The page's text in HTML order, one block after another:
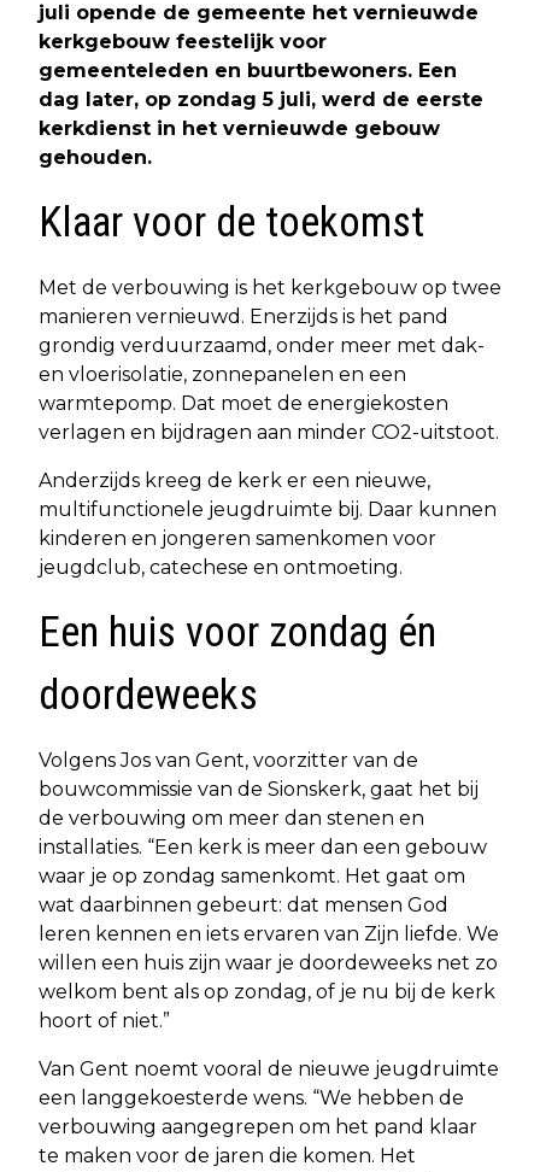
juli opende de gemeente het vernieuwde
kerkgebouw feestelijk voor
gemeenteleden en buurtbewoners. Een
dag later, op zondag 5 juli, werd de eerste
kerkdienst in het vernieuwde gebouw
gehouden.
Klaar voor de toekomst
Met de verbouwing is het kerkgebouw op twee
manieren vernieuwd. Enerzijds is het pand
grondig verduurzaamd, onder meer met dak-
en vloerisolatie, zonnepanelen en een
warmtepomp. Dat moet de energiekosten
verlagen en bijdragen aan minder CO2-uitstoot.
Anderzijds kreeg de kerk er een nieuwe,
multifunctionele jeugdruimte bij. Daar kunnen
kinderen en jongeren samenkomen voor
jeugdclub, catechese en ontmoeting.
Een huis voor zondag én
doordeweeks
Volgens Jos van Gent, voorzitter van de
bouwcommissie van de Sionskerk, gaat het bij
de verbouwing om meer dan stenen en
installaties. “Een kerk is meer dan een gebouw
waar je op zondag samenkomt. Het gaat om
wat daarbinnen gebeurt: dat mensen God
leren kennen en iets ervaren van Zijn liefde. We
willen een huis zijn waar je doordeweeks net zo
welkom bent als op zondag, of je nu bij de kerk
hoort of niet.”
Van Gent noemt vooral de nieuwe jeugdruimte
een langgekoesterde wens. “We hebben de
verbouwing aangegrepen om het pand klaar
te maken voor de jaren die komen. Het